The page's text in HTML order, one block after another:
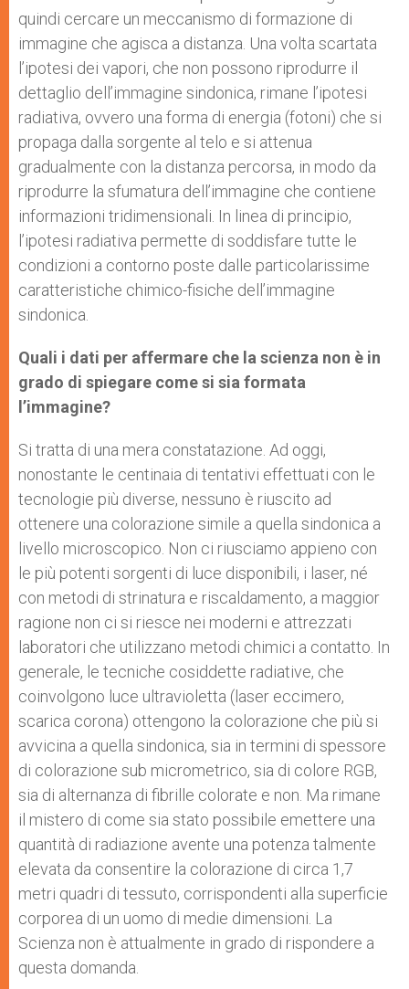
quindi cercare un meccanismo di formazione di
immagine che agisca a distanza. Una volta scartata
l’ipotesi dei vapori, che non possono riprodurre il
dettaglio dell’immagine sindonica, rimane l’ipotesi
radiativa, ovvero una forma di energia (fotoni) che si
propaga dalla sorgente al telo e si attenua
gradualmente con la distanza percorsa, in modo da
riprodurre la sfumatura dell’immagine che contiene
informazioni tridimensionali. In linea di principio,
l’ipotesi radiativa permette di soddisfare tutte le
condizioni a contorno poste dalle particolarissime
caratteristiche chimico-fisiche dell’immagine
sindonica.
Quali i dati per affermare che la scienza non è in
grado di spiegare come si sia formata
l’immagine?
Si tratta di una mera constatazione. Ad oggi,
nonostante le centinaia di tentativi effettuati con le
tecnologie più diverse, nessuno è riuscito ad
ottenere una colorazione simile a quella sindonica a
livello microscopico. Non ci riusciamo appieno con
le più potenti sorgenti di luce disponibili, i laser, né
con metodi di strinatura e riscaldamento, a maggior
ragione non ci si riesce nei moderni e attrezzati
laboratori che utilizzano metodi chimici a contatto. In
generale, le tecniche cosiddette radiative, che
coinvolgono luce ultravioletta (laser eccimero,
scarica corona) ottengono la colorazione che più si
avvicina a quella sindonica, sia in termini di spessore
di colorazione sub micrometrico, sia di colore RGB,
sia di alternanza di fibrille colorate e non. Ma rimane
il mistero di come sia stato possibile emettere una
quantità di radiazione avente una potenza talmente
elevata da consentire la colorazione di circa 1,7
metri quadri di tessuto, corrispondenti alla superficie
corporea di un uomo di medie dimensioni. La
Scienza non è attualmente in grado di rispondere a
questa domanda.